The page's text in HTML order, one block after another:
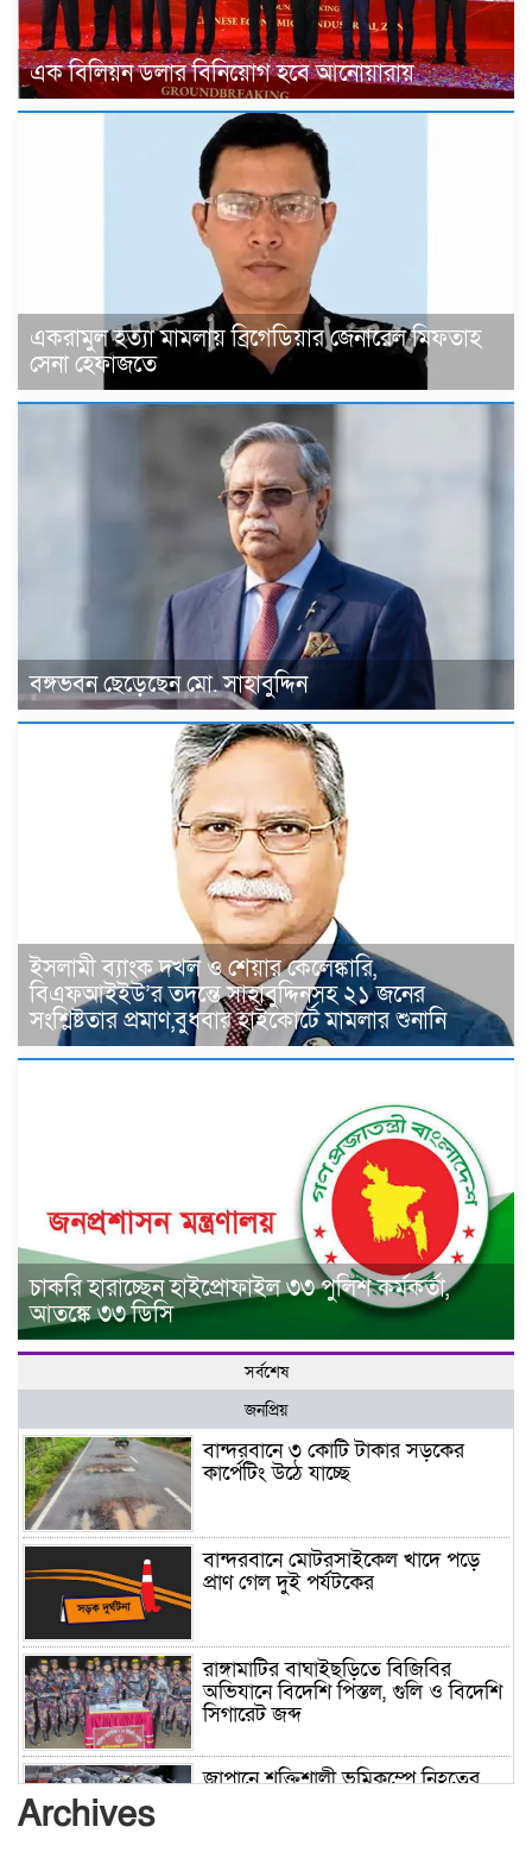
এক বিলিয়ন ডলার বিনিয়োগ হবে আনোয়ারায়
একরামুল হত্যা মামলায় ব্রিগেডিয়ার জেনারেল মিফতাহ
সেনা হেফাজতে
বঙ্গভবন ছেড়েছেন মো. সাহাবুদ্দিন
ইসলামী ব্যাংক দখল ও শেয়ার কেলেঙ্কারি,
বিএফআইইউ’র তদন্তে সাহাবুদ্দিনসহ ২১ জনের
সংশ্লিষ্টতার প্রমাণ,বুধবার হাইকোর্টে মামলার শুনানি
চাকরি হারাচ্ছেন হাইপ্রোফাইল ৩৩ পুলিশ কর্মকর্তা,
আতঙ্কে ৩৩ ডিসি
সর্বশেষ
জনপ্রিয়
বান্দরবানে ৩ কোটি টাকার সড়কের
কার্পেটিং উঠে যাচ্ছে
বান্দরবানে মোটরসাইকেল খাদে পড়ে
প্রাণ গেল দুই পর্যটকের
রাঙ্গামাটির বাঘাইছড়িতে বিজিবির
অভিযানে বিদেশি পিস্তল, গুলি ও বিদেশি
সিগারেট জব্দ
জাপানে শক্তিশালী ভূমিকম্পে নিহতের
Archives